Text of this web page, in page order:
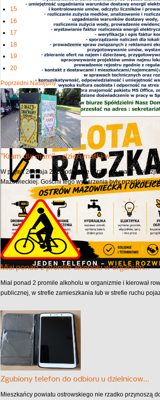
15
16
17
18
19
20
Poprzedni Następny
"Kram dla mam" - dzień matki w…
W piątek 26 maja 2023 odbył się "Kram dla mam" z
Mazowieckiej. Gośćmi tego wydarzenia były przede
Miał ponad 2 promile alkoholu w organizm…
Miał ponad 2 promile alkoholu w organizmie i kierował
publicznej, w strefie zamieszkania lub w strefie ruchu
Zgubiony telefon do odbioru u dzielnicow…
Mieszkańcy powiatu ostrowskiego nie rzadko przynoszą